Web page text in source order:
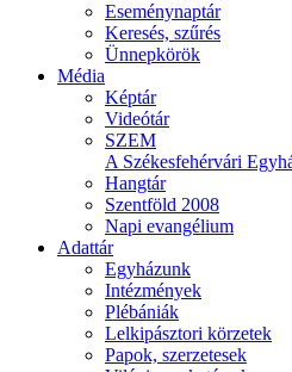
Eseménynaptár
Keresés, szűrés
Ünnepkörök
Média
Képtár
Videótár
SZEM
A Székesfehérvári
Hangtár
Szentföld 2008
Napi evangélium
Adattár
Egyházunk
Intézmények
Plébániák
Lelkipásztori körzetek
Papok, szerzetesek